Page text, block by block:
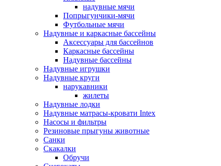
надувные мячи
Попрыгунчики-мячи
Футбольные мячи
Надувные и каркасные бассейны
Аксессуары для бассейнов
Каркасные бассейны
Надувные бассейны
Надувные игрушки
Надувные круги
нарукавники
жилеты
Надувные лодки
Надувные матрасы-кровати Intex
Насосы и фильтры
Резиновые прыгуны животные
Санки
Скакалки
Обручи